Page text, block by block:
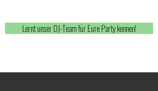
Lernt unser DJ-Team für Eure Party kennen!